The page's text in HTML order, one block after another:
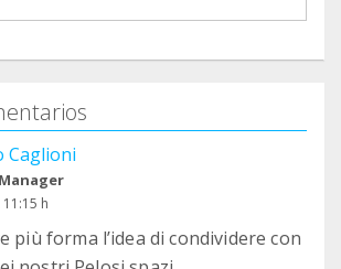
Caglioni
h
più forma l’idea di condividere con